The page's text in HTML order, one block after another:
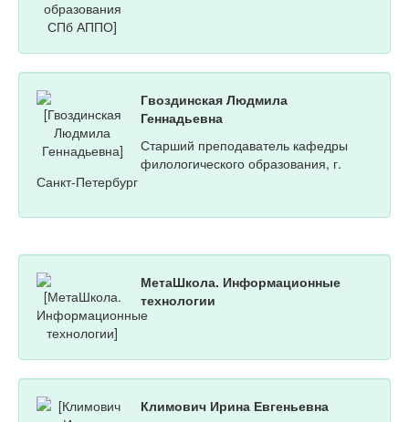
Гвоздинская Людмила
Геннадьевна
Старший преподаватель кафедры
филологического образования, г.
Санкт-Петербург
МетаШкола. Информационные
технологии
Климович Ирина Евгеньевна